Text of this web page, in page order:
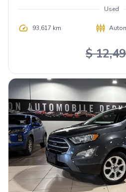
Used
93,617 km
$